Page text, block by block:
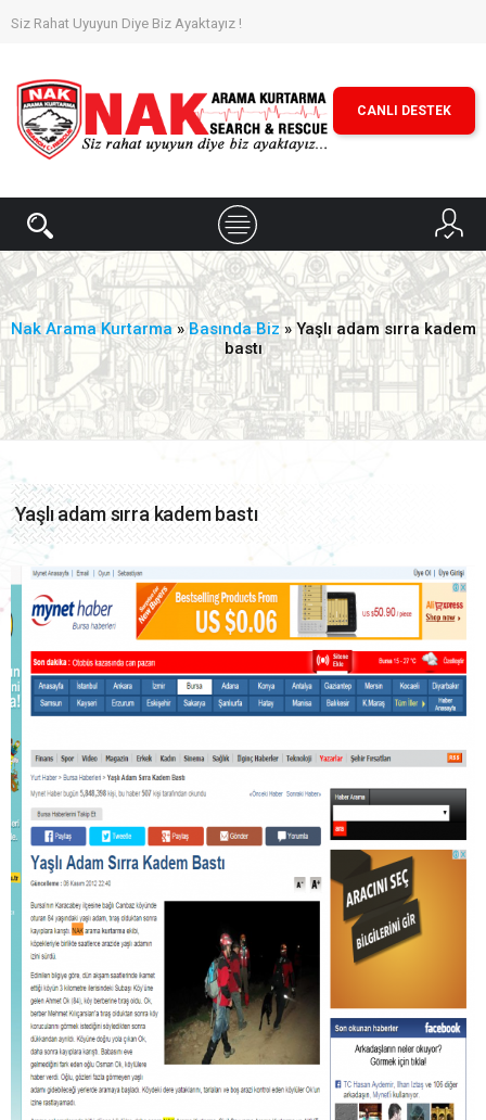
Siz Rahat Uyuyun Diye Biz Ayaktayız !
CANLI DESTEK
Nak Arama Kurtarma»Basında Biz » Yaşlı adam sırra kadem
bastı
Yaşlı adam sırra kadem bastı